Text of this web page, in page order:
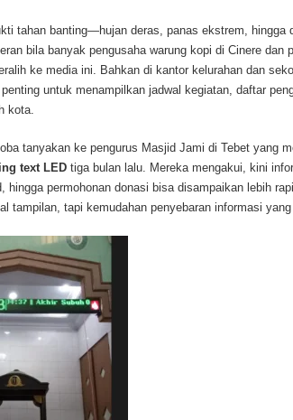
tahan banting—hujan deras, panas ekstrem, hingga
bila banyak pengusaha warung kopi di Cinere dan
ke media ini. Bahkan di kantor kelurahan dan
untuk menampilkan jadwal kegiatan, daftar
kota.
tanyakan ke pengurus Masjid Jami di Tebet yang
text LEDtiga bulan lalu. Mereka mengakui, kini
hingga permohonan donasi bisa disampaikan lebih
tampilan, tapi kemudahan penyebaran informasi